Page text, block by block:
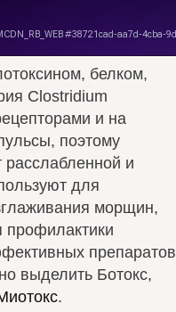
белком,
Clostridium
и на
поэтому
и
для
морщин,
профилактики
препаратов
выделить Ботокс,
.